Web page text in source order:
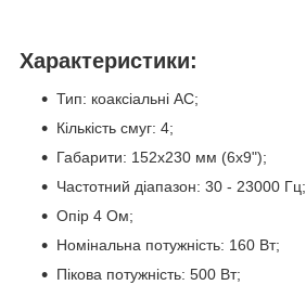
Характеристики:
Тип: коаксіальні АС;
Кількість смуг: 4;
Габарити: 152х230 мм (6х9");
Частотний діапазон: 30 - 23000 Гц;
Опір 4 Ом;
Номінальна потужність: 160 Вт;
Пікова потужність: 500 Вт;